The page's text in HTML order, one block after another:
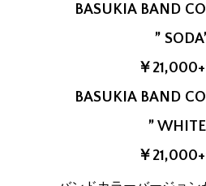
BASUKIA BAND
”
￥
BASUKIA BAND
”
￥